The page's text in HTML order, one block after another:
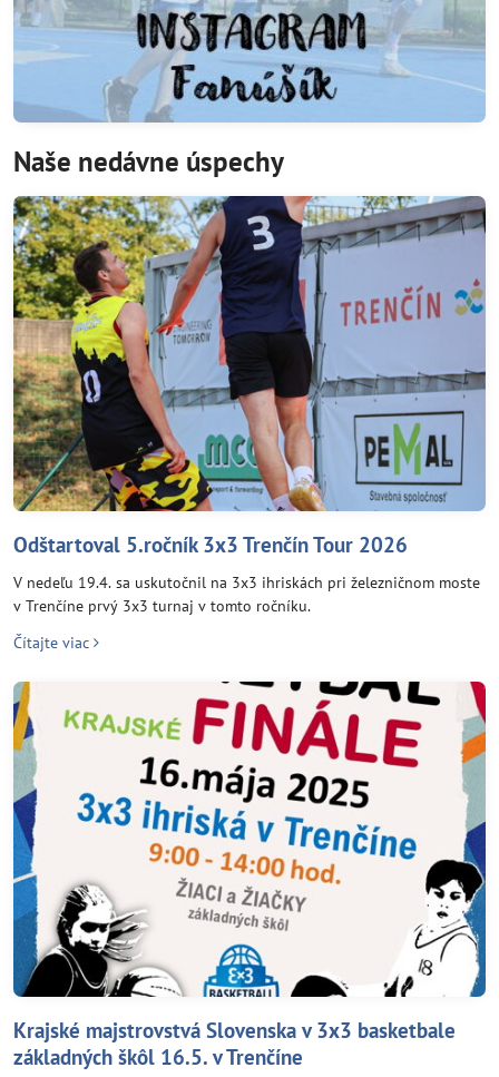
Naše nedávne úspechy
Odštartoval 5.ročník 3x3 Trenčín Tour 2026
V nedeľu 19.4. sa uskutočnil na 3x3 ihriskách pri železničnom moste
v Trenčíne prvý 3x3 turnaj v tomto ročníku.
Čítajte viac
Krajské majstrovstvá Slovenska v 3x3 basketbale
základných škôl 16.5. v Trenčíne